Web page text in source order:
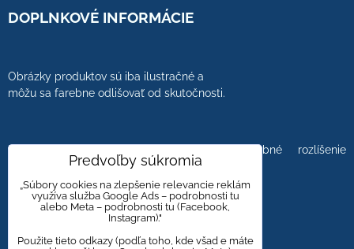
DOPLNKOVÉ INFORMÁCIE
Obrázky produktov sú iba ilustračné a
môžu sa farebne odlišovať od skutočnosti.
Farebnosť obrázkov tiež ovplyvňuje farebné rozlíšenie
zobrazovacej jednotky.
Obklady a dlažby s kameninovým, mramorovým,
dreveným dizajnom majú viacero kresieb,
Predvoľby súkromia
„Súbory cookies na zlepšenie relevancie reklám
využíva služba Google Ads – podrobnosti tu
alebo Meta – podrobnosti tu (Facebook,
Instagram)."
Použite tieto odkazy (podľa toho, kde všad e máte